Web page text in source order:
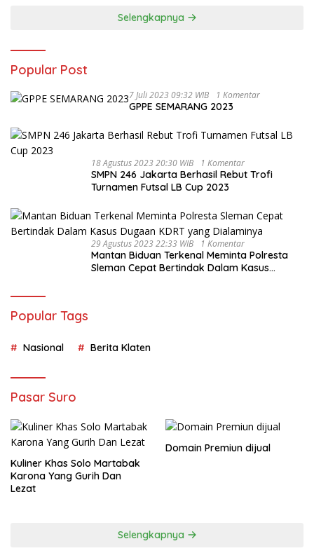
Selengkapnya
Popular Post
7 Juli 2023 09:32 WIB 1 Komentar
GPPE SEMARANG 2023
18 Agustus 2023 20:30 WIB 1 Komentar
SMPN 246 Jakarta Berhasil Rebut Trofi
Turnamen Futsal LB Cup 2023
29 Agustus 2023 22:33 WIB 1 Komentar
Mantan Biduan Terkenal Meminta Polresta
Sleman Cepat Bertindak Dalam Kasus
Popular Tags
Nasional Berita Klaten
Pasar Suro
Kuliner Khas Solo Martabak
Karona Yang Gurih Dan
Lezat
Domain Premiun dijual
Selengkapnya